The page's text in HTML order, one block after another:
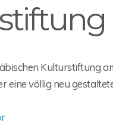
Kulturstiftung
völlig neu